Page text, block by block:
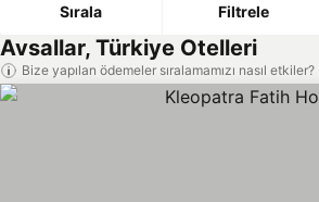
Sırala Filtrele
Avsallar, Türkiye Otelleri
Bize yapılan ödemeler sıralamamızı nasıl etkiler?